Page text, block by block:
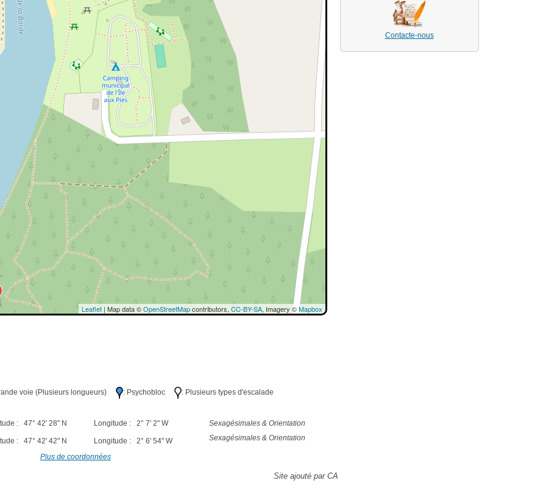
Leaflet| Map data ©OpenStreetMapcontributors, CC-BY-SA, Imagery ©Mapbox
voie (Plusieurs longueurs) : Psychobloc : Plusieurs types d'escalade
: 47° 42' 28" N Longitude : 2° 7' 2" W Sexagésimales & Orientation
: 47° 42' 42" N Longitude : 2° 6' 54" W Sexagésimales & Orientation
Plus de coordonnées
Site ajouté par CA
Contacte-nous